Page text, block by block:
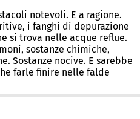
notevoli. E a ragione.
i fanghi di depurazione
si trova nelle acque reflue.
sostanze chimiche,
Sostanze nocive. E sarebbe
farle finire nelle falde